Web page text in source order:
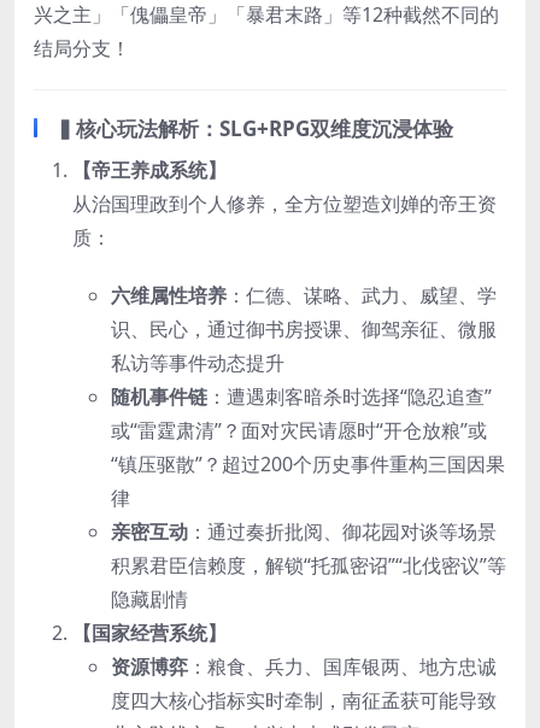
兴之主」「傀儡皇帝」「暴君末路」等12种截然不同的
结局分支！
▍ 核心玩法解析：SLG+RPG双维度沉浸体验
​【帝王养成系统】​
从治国理政到个人修养，全方位塑造刘婵的帝王资
质：
六维属性培养 ：仁德、谋略、武力、威望、学
识、民心，通过御书房授课、御驾亲征、微服
私访等事件动态提升
随机事件链 ：遭遇刺客暗杀时选择“隐忍追查”
或“雷霆肃清”？面对灾民请愿时“开仓放粮”或
“镇压驱散”？超过200个历史事件重构三国因果
律
亲密互动 ：通过奏折批阅、御花园对谈等场景
积累君臣信赖度，解锁“托孤密诏”“北伐密议”等
隐藏剧情
​【国家经营系统】​
资源博弈 ：粮食、兵力、国库银两、地方忠诚
度四大核心指标实时牵制，南征孟获可能导致